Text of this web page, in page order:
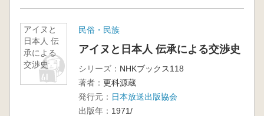
アイヌと
日本人 伝
承による
交渉史
民俗・民族
アイヌと日本人 伝承による交渉史
シリーズ： NHKブックス118
著者： 更科源蔵
発行元： 日本放送出版協会
出版年： 1971/